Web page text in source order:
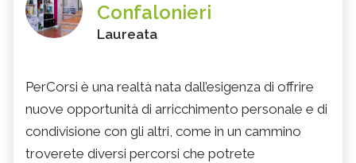
Confalonieri
Laureata
PerCorsi è una realtà nata dall’esigenza di offrire
nuove opportunità di arricchimento personale e di
condivisione con gli altri, come in un cammino
troverete diversi percorsi che potrete